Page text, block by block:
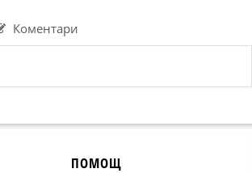
Коментари
ПОМОЩ